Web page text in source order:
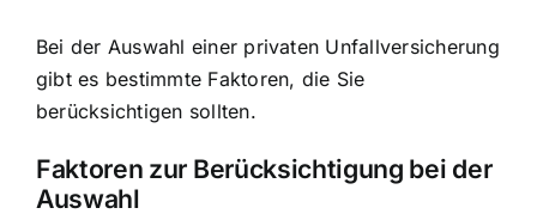
Bei der Auswahl einer privaten Unfallversicherung
gibt es bestimmte Faktoren, die Sie
berücksichtigen sollten.
Faktoren zur Berücksichtigung bei der
Auswahl